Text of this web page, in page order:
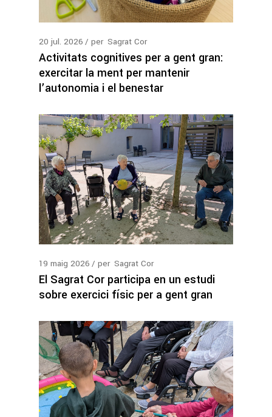
20 jul. 2026 per Sagrat Cor
Activitats cognitives per a gent gran:
exercitar la ment per mantenir
l’autonomia i el benestar
19 maig 2026 per Sagrat Cor
El Sagrat Cor participa en un estudi
sobre exercici físic per a gent gran